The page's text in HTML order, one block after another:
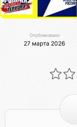
Опубликовано
27 марта 2026